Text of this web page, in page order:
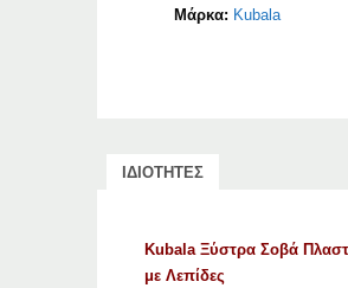
Μάρκα: Kubala
ΙΔΙΟΤΗΤΕΣ
Kubala Ξύστρα Σοβά
με Λεπίδες